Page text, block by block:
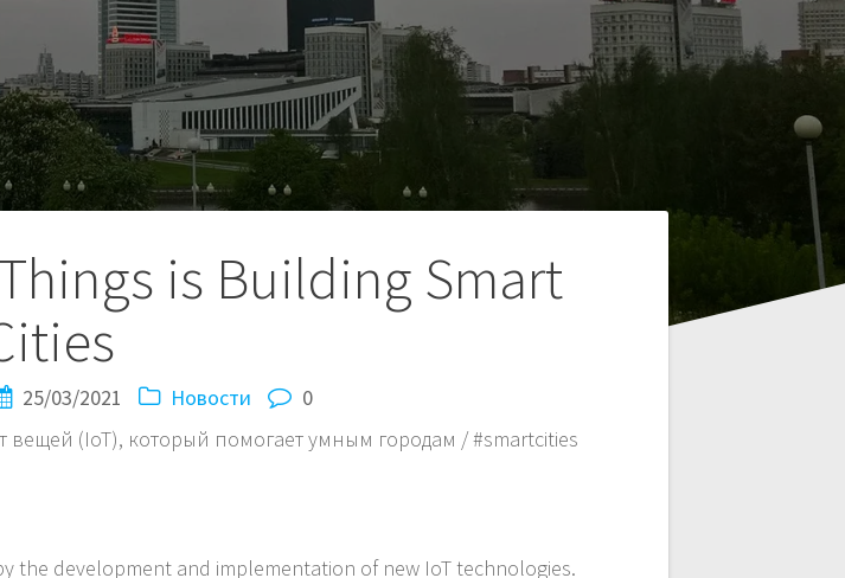
is Building Smart
25/03/2021 Новости
0
(IoT), который помогает умным городам / #smartcities
the development and implementation of new IoT technologies.